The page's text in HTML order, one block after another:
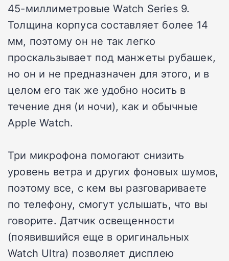
45-миллиметровые Watch Series 9.
Толщина корпуса составляет более 14
мм, поэтому он не так легко
проскальзывает под манжеты рубашек,
но он и не предназначен для этого, и в
целом его так же удобно носить в
течение дня (и ночи), как и обычные
Apple Watch.
Три микрофона помогают снизить
уровень ветра и других фоновых шумов,
поэтому все, с кем вы разговариваете
по телефону, смогут услышать, что вы
говорите. Датчик освещенности
(появившийся еще в оригинальных
Watch Ultra) позволяет дисплею